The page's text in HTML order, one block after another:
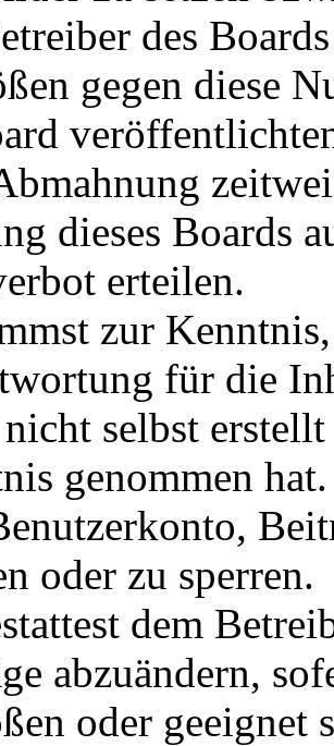
des
gegen diese
dieses Boards
erteilen.
zur
für die
selbst
genommen
oder zu sperren.
dem
abzuändern,
oder geeignet